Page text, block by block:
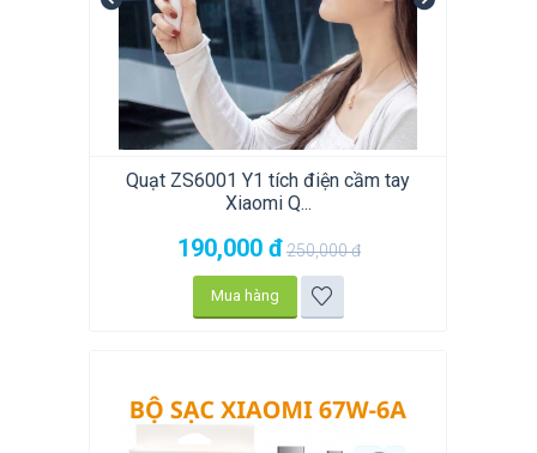
Quạt ZS6001 Y1 tích điện cầm tay
Xiaomi Q...
190,000 đ250,000đ
Mua hàng